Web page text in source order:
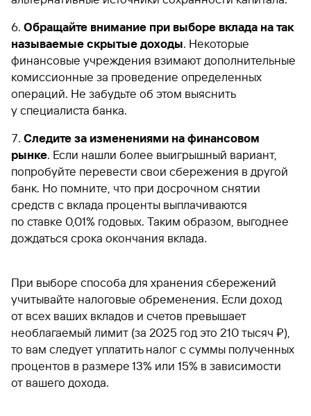
Обращайте внимание при выборе вклада на так
называемые скрытые доходы. Некоторые
финансовые учреждения взимают дополнительные
комиссионные за проведение определенных
операций. Не забудьте об этом выяснить
у специалиста банка.
Следите за изменениями на финансовом
рынке. Если нашли более выигрышный вариант,
попробуйте перевести свои сбережения в другой
банк. Но помните, что при досрочном снятии
средств с вклада проценты выплачиваются
по ставке 0,01% годовых. Таким образом, выгоднее
дождаться срока окончания вклада.
При выборе способа для хранения сбережений
учитывайте налоговые обременения. Если доход
от всех ваших вкладов и счетов превышает
необлагаемый лимит (за 2025 год это 210 тысяч ₽),
то вам следует уплатить налог с суммы полученных
процентов в размере 13% или 15% в зависимости
от вашего дохода.